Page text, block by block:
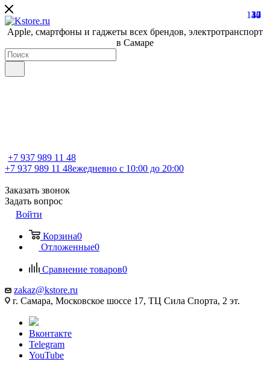
Apple, cмартфоны и гаджеты всех брендов, электротранспорт
в Самаре
+7 937 989 11 48
+7 937 989 11 48ежедневно с 10:00 до 20:00
Заказать звонок
Задать вопрос
Войти
Корзина0
Отложенные0
Сравнение товаров0
zakaz@kstore.ru
г. Самара, Московское шоссе 17, ТЦ Сила Спорта, 2 эт.
Вконтакте
Telegram
YouTube
137
14
30
42